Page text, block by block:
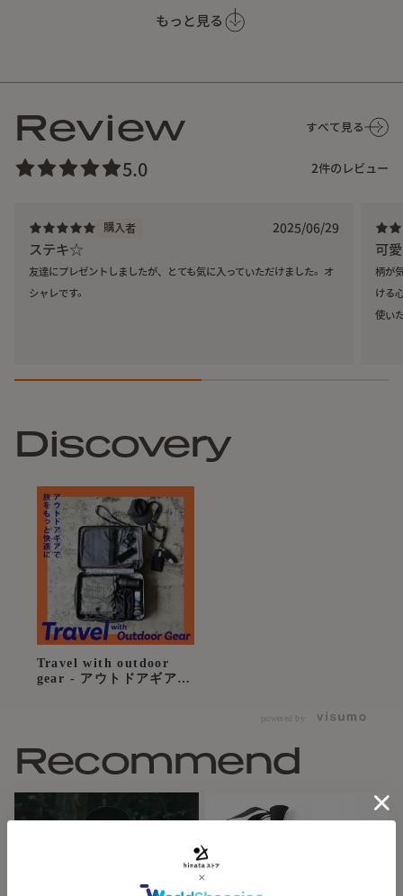
もっと見る
ULTRA GOOD LUCKとCHAORASのコラボレーシ
【デザイン】
品質確かなCHAORASの「スポーツてぬぐい」にULTRA
GOOD LUCK独自のデザインを施しました。
「葉 / よう」
気づいた方もおられるでしょう。
「この柄はどこかで見たことがある・・・」と。
はらはら同様に、花びらや葉っぱが舞う様子をイメージし
「葉」と名付けました。
カラフルなウェアにもモノトーンなウェアにも合わせやすい
Review すべて見る
5.0 2件のレビュー
購入者 2025/06/29
ステキ☆
友達にプレゼントしましたが、とても気に入っていただけました。オ
シャレです。
可
柄が
ける
使い
Discovery
Travel with outdoor
gear - アウトドアギアで
powered by
Recommend